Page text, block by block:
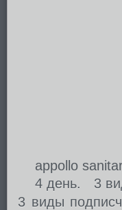
appollo
4 день. 3
3 виды